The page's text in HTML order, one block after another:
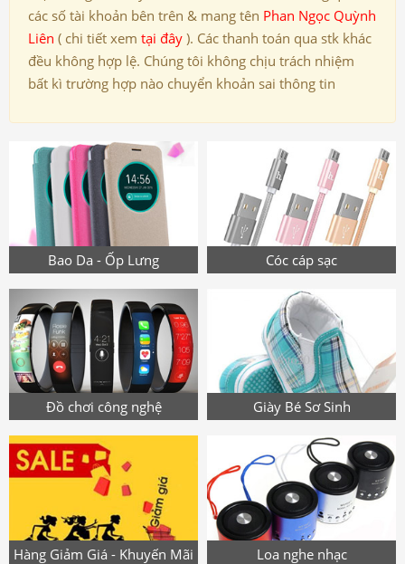
các số tài khoản bên trên & mang tên Phan Ngọc Quỳnh
Liên ( chi tiết xem tại đây ). Các thanh toán qua stk khác
đều không hợp lệ. Chúng tôi không chịu trách nhiệm
bất kì trường hợp nào chuyển khoản sai thông tin
Bao Da - Ốp Lưng Cóc cáp sạc
Đồ chơi công nghệ Giày Bé Sơ Sinh
Hàng Giảm Giá - Khuyến Mãi Loa nghe nhạc